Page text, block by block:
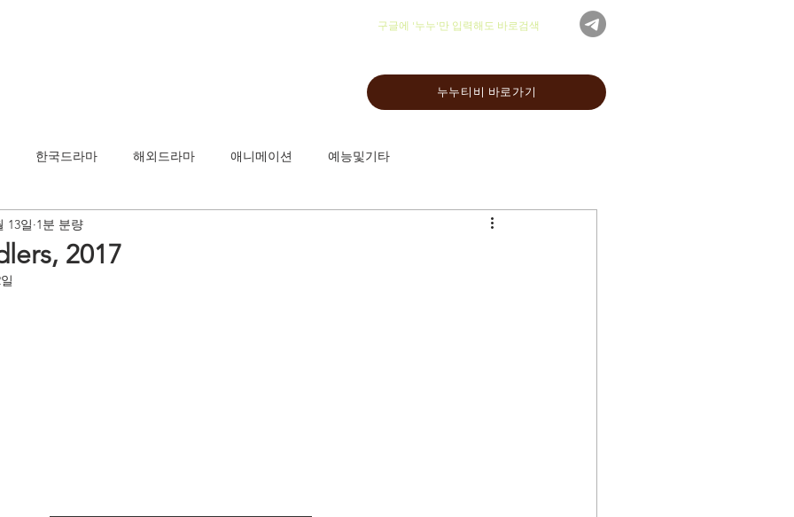
​구글에 '누누'만 입력해도 바로검색
누누티비 바로가기
한국드라마 해외드라마 애니메이션 예능및기타
2017
13일 1분 분량